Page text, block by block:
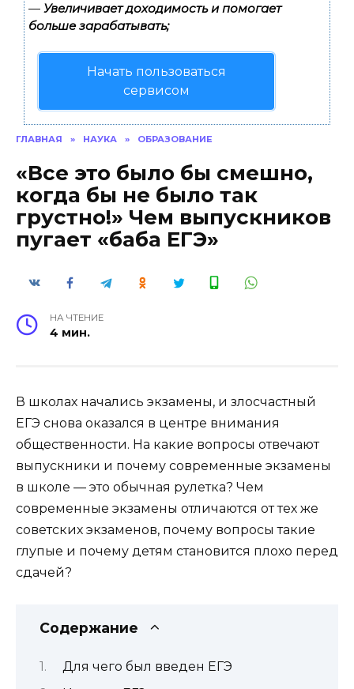
— Увеличивает доходимость и помогает
больше зарабатывать;
Начать пользоваться
сервисом
ГЛАВНАЯ » НАУКА » ОБРАЗОВАНИЕ
«Все это было бы смешно,
когда бы не было так
грустно!» Чем выпускников
пугает «баба ЕГЭ»
НА ЧТЕНИЕ
4 мин.
В школах начались экзамены, и злосчастный
ЕГЭ снова оказался в центре внимания
общественности. На какие вопросы отвечают
выпускники и почему современные экзамены
в школе — это обычная рулетка? Чем
современные экзамены отличаются от тех же
советских экзаменов, почему вопросы такие
глупые и почему детям становится плохо перед
сдачей?
Содержание
Для чего был введен ЕГЭ